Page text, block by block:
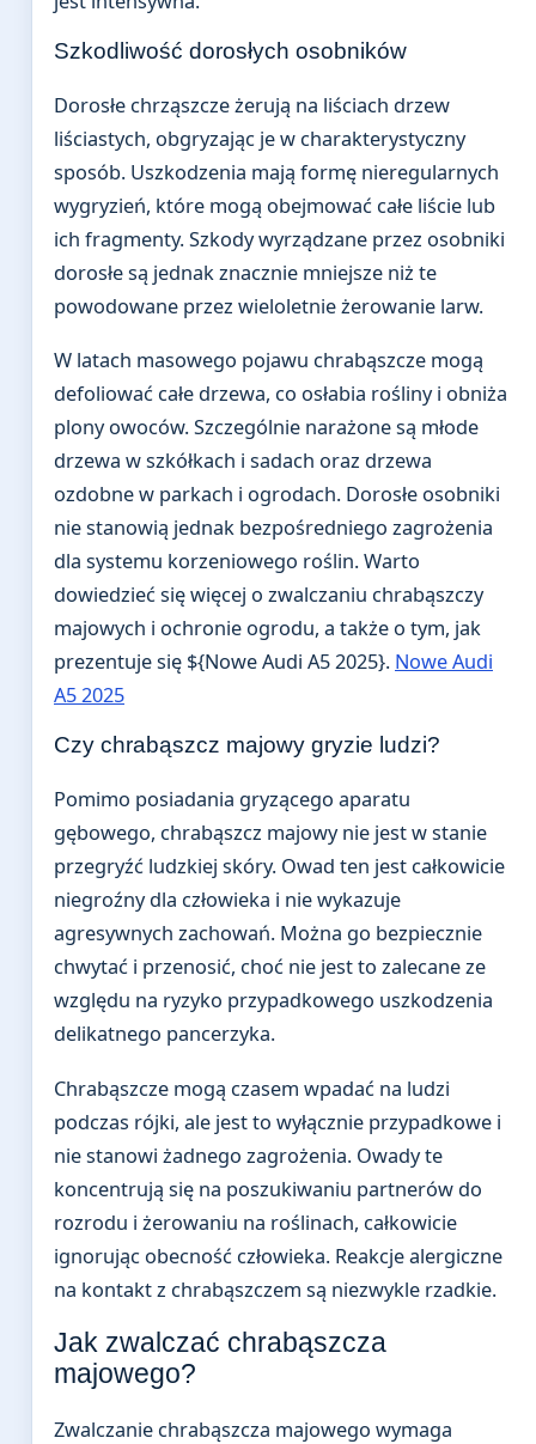
Szkodliwość dorosłych osobników
Dorosłe chrząszcze żerują na liściach drzew
liściastych, obgryzając je w charakterystyczny
sposób. Uszkodzenia mają formę nieregularnych
wygryzień, które mogą obejmować całe liście lub
ich fragmenty. Szkody wyrządzane przez osobniki
dorosłe są jednak znacznie mniejsze niż te
powodowane przez wieloletnie żerowanie larw.
W latach masowego pojawu chrabąszcze mogą
defoliować całe drzewa, co osłabia rośliny i obniża
plony owoców. Szczególnie narażone są młode
drzewa w szkółkach i sadach oraz drzewa
ozdobne w parkach i ogrodach. Dorosłe osobniki
nie stanowią jednak bezpośredniego zagrożenia
dla systemu korzeniowego roślin. Warto
dowiedzieć się więcej o zwalczaniu chrabąszczy
majowych i ochronie ogrodu, a także o tym, jak
prezentuje się ${Nowe Audi A5 2025}. Nowe Audi
A5 2025
Czy chrabąszcz majowy gryzie ludzi?
Pomimo posiadania gryzącego aparatu
gębowego, chrabąszcz majowy nie jest w stanie
przegryźć ludzkiej skóry. Owad ten jest całkowicie
niegroźny dla człowieka i nie wykazuje
agresywnych zachowań. Można go bezpiecznie
chwytać i przenosić, choć nie jest to zalecane ze
względu na ryzyko przypadkowego uszkodzenia
delikatnego pancerzyka.
Chrabąszcze mogą czasem wpadać na ludzi
podczas rójki, ale jest to wyłącznie przypadkowe i
nie stanowi żadnego zagrożenia. Owady te
koncentrują się na poszukiwaniu partnerów do
rozrodu i żerowaniu na roślinach, całkowicie
ignorując obecność człowieka. Reakcje alergiczne
na kontakt z chrabąszczem są niezwykle rzadkie.
Jak zwalczać chrabąszcza
majowego?
Zwalczanie chrabąszcza majowego wymaga